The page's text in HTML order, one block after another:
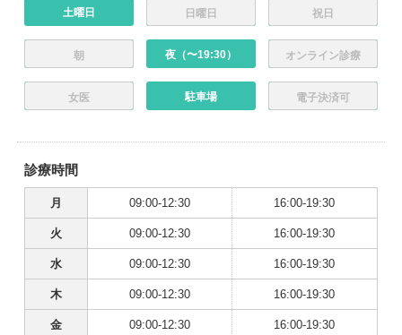
土曜日 日曜日 祝日
朝 夜（〜19:30） オンライン診療
女医 駐車場 電子決済可
診療時間
月 09:00-12:30 16:00-19:30
火 09:00-12:30 16:00-19:30
水 09:00-12:30 16:00-19:30
木 09:00-12:30 16:00-19:30
金 09:00-12:30 16:00-19:30